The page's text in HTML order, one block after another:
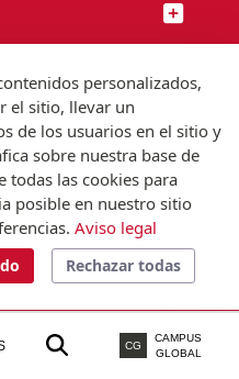
CG
CAMPUS
GLOBAL
Fabra
20 00
personalizados,
el sitio, llevar un
de los usuarios en el sitio y
sobre nuestra base de
todas las cookies para
posible en nuestro sitio
Aviso legal
Rechazar todas